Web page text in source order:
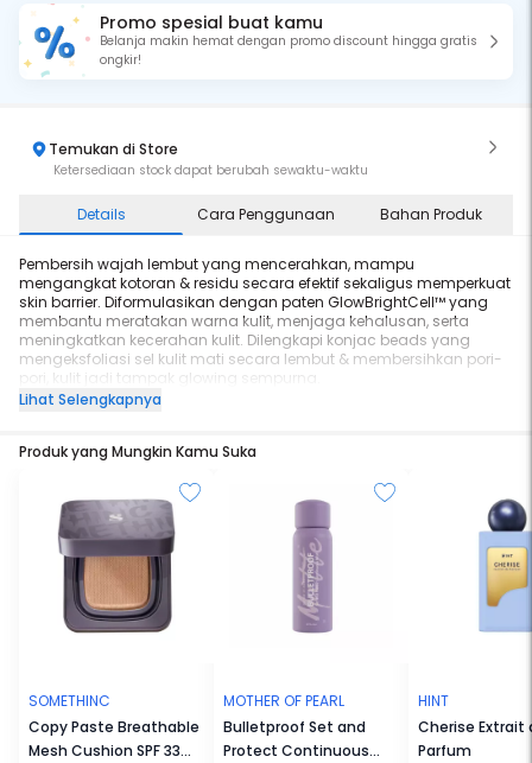
Promo spesial buat kamu
Belanja makin hemat dengan promo discount hingga gratis
ongkir!
Temukan di Store
Ketersediaan stock dapat berubah sewaktu-waktu
Details Cara Penggunaan Bahan Produk
Pembersih wajah lembut yang mencerahkan, mampu
mengangkat kotoran & residu secara efektif sekaligus memperkuat
skin barrier. Diformulasikan dengan paten GlowBrightCell™ yang
membantu meratakan warna kulit, menjaga kehalusan, serta
meningkatkan kecerahan kulit. Dilengkapi konjac beads yang
mengeksfoliasi sel kulit mati secara lembut & membersihkan pori-
pori, kulit jadi tampak glowing sempurna.
✅Hypoallergenic Certified
Lihat Selengkapnya
Produk yang Mungkin Kamu Suka
SOMETHINC
Copy Paste Breathable
Mesh Cushion SPF 33
MOTHER OF PEARL
Bulletproof Set and
Protect Continuous
HINT
Cherise Extrait
Parfum